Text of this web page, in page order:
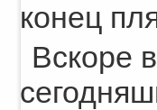
конец
Вскоре